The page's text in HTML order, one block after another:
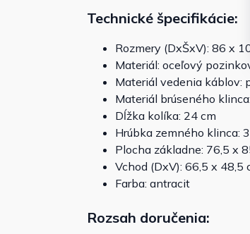
Technické špecifikácie:
Rozmery (DxŠxV): 86 x
Materiál: oceľový
Materiál vedenia káblov:
Materiál brúseného
Dĺžka kolíka: 24 cm
Hrúbka zemného klinca:
Plocha základne: 76,5 x
Vchod (DxV): 66,5 x 48,5
Farba: antracit
Rozsah doručenia: